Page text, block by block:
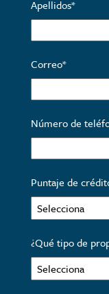
Apellidos*
Correo*
Número de
Puntaje de
¿Qué tipo de